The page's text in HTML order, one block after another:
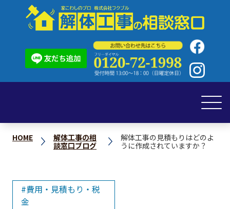
HOME
解体工事の相
談窓口ブログ
解体工事の見積もりはどのよ
うに作成されていますか？
費用・見積もり・税
金